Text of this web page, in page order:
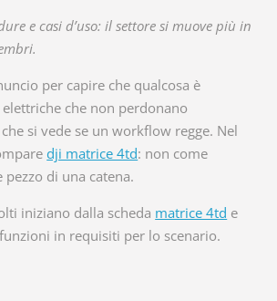
e casi d’uso: il settore si muove più in
per capire che qualcosa è
che non perdonano
si vede se un workflow regge. Nel
dji matrice 4td: non come
di una catena.
iniziano dalla scheda matrice 4td e
in requisiti per lo scenario.